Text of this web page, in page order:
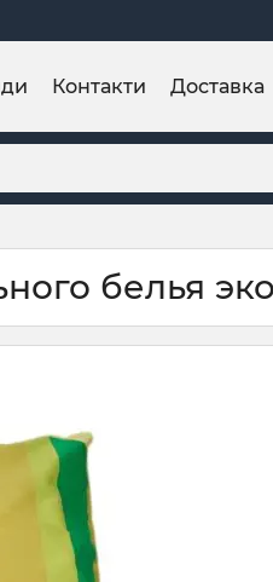
Контакти Доставка
белья